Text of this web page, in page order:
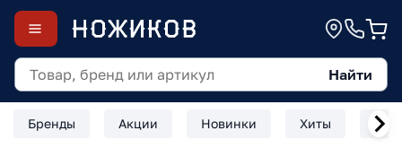
Найти
Бренды Акции Новинки Хиты